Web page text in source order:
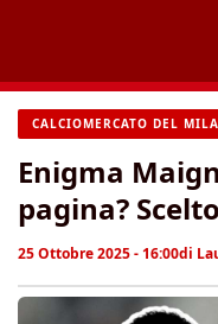
contenuto
CALCIOMERCATO DEL
Enigma
pagina?
25 Ottobre 2025 - 16:00di